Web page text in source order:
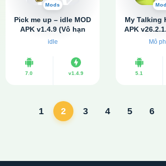
Mods
Pick me up – idle MOD
APK v1.4.9 (Vô hạn
tiền, kim cương)
idle
7.0 v1.4.9
My Talking
APK
hạn
Mô
5.1
1 2 3 4 5 6